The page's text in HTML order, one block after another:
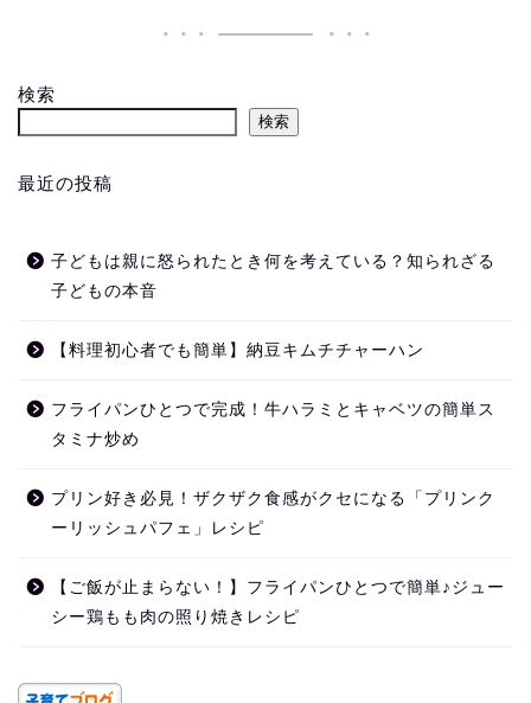
検索
検索
最近の投稿
子どもは親に怒られたとき何を考えている？知られざる
子どもの本音
【料理初心者でも簡単】納豆キムチチャーハン
フライパンひとつで完成！牛ハラミとキャベツの簡単ス
タミナ炒め
プリン好き必見！ザクザク食感がクセになる「プリンク
ーリッシュパフェ」レシピ
【ご飯が止まらない！】フライパンひとつで簡単♪ジュー
シー鶏もも肉の照り焼きレシピ